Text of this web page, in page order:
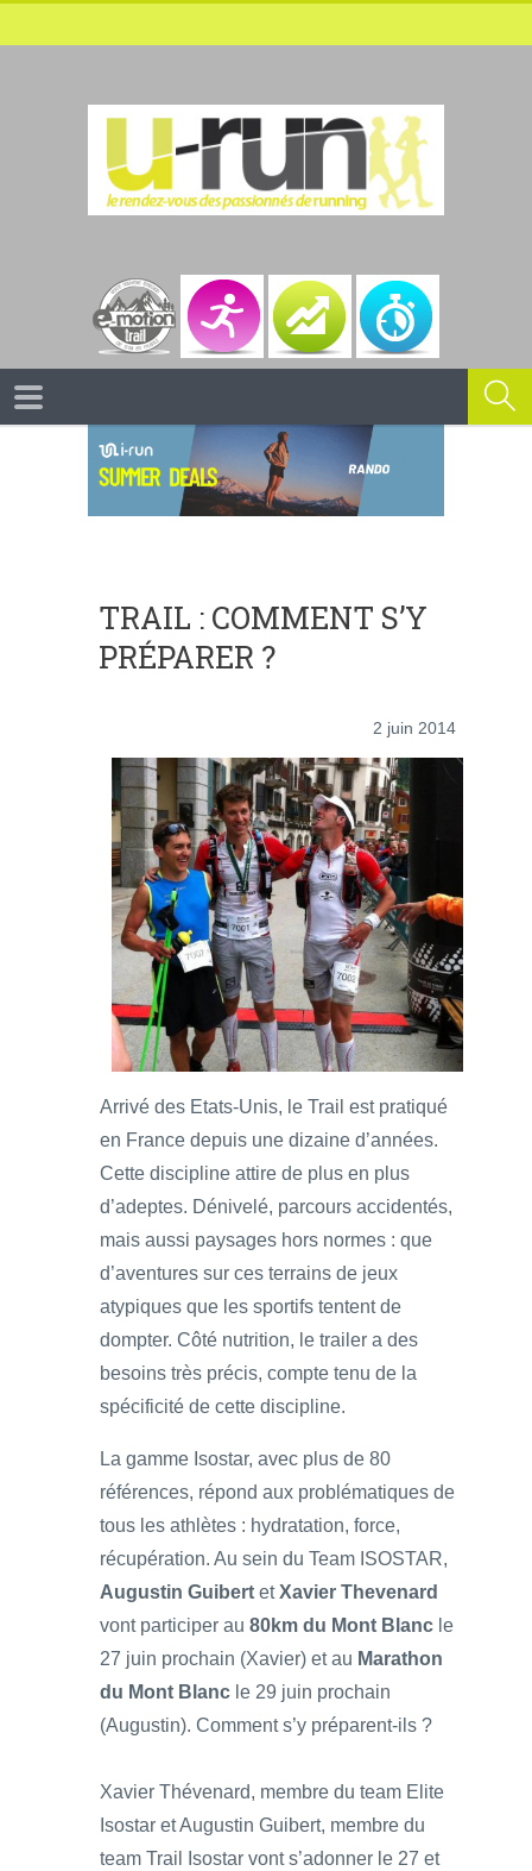
TRAIL : COMMENT S’Y
PRÉPARER ?
2 juin 2014
Arrivé des Etats-Unis, le Trail est pratiqué
en France depuis une dizaine d’années.
Cette discipline attire de plus en plus
d’adeptes. Dénivelé, parcours accidentés,
mais aussi paysages hors normes : que
d’aventures sur ces terrains de jeux
atypiques que les sportifs tentent de
dompter. Côté nutrition, le trailer a des
besoins très précis, compte tenu de la
spécificité de cette discipline.
La gamme Isostar, avec plus de 80
références, répond aux problématiques de
tous les athlètes : hydratation, force,
récupération. Au sein du Team ISOSTAR,
Augustin Guibert etXavier Thevenard
vont participer au 80km du Mont Blanc le
27 juin prochain (Xavier) et au Marathon
du Mont Blanc le 29 juin prochain
(Augustin). Comment s’y préparent-ils ?
Xavier Thévenard, membre du team Elite
Isostar et Augustin Guibert, membre du
team Trail Isostar vont s’adonner le 27 et